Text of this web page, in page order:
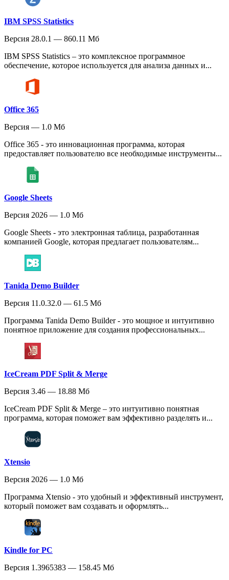
IBM SPSS Statistics
Версия 28.0.1 — 860.11 Мб
IBM SPSS Statistics – это комплексное программное
обеспечение, которое используется для анализа данных и...
Office 365
Версия — 1.0 Мб
Office 365 - это инновационная программа, которая
предоставляет пользователю все необходимые инструменты...
Google Sheets
Версия 2026 — 1.0 Мб
Google Sheets - это электронная таблица, разработанная
компанией Google, которая предлагает пользователям...
Tanida Demo Builder
Версия 11.0.32.0 — 61.5 Мб
Программа Tanida Demo Builder - это мощное и интуитивно
понятное приложение для создания профессиональных...
IceCream PDF Split & Merge
Версия 3.46 — 18.88 Мб
IceCream PDF Split & Merge – это интуитивно понятная
программа, которая поможет вам эффективно разделять и...
Xtensio
Версия 2026 — 1.0 Мб
Программа Xtensio - это удобный и эффективный инструмент,
который поможет вам создавать и оформлять...
Kindle for PC
Версия 1.3965383 — 158.45 Мб